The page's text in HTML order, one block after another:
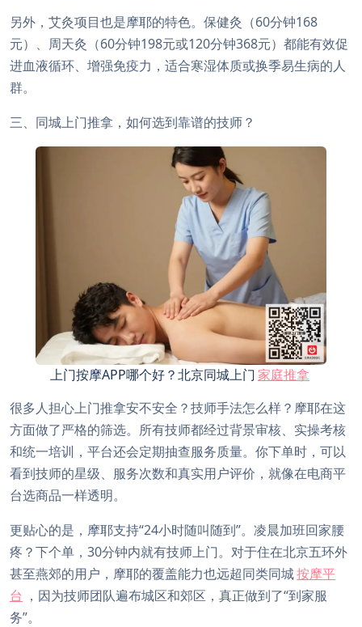
另外，艾灸项目也是摩耶的特色。保健灸（60分钟168
元）、周天灸（60分钟198元或120分钟368元）都能有效促
进血液循环、增强免疫力，适合寒湿体质或换季易生病的人
群。
三、同城上门推拿，如何选到靠谱的技师？
上门按摩APP哪个好？北京同城上门 家庭推拿
很多人担心上门推拿安不安全？技师手法怎么样？摩耶在这
方面做了严格的筛选。所有技师都经过背景审核、实操考核
和统一培训，平台还会定期抽查服务质量。你下单时，可以
看到技师的星级、服务次数和真实用户评价，就像在电商平
台选商品一样透明。
更贴心的是，摩耶支持“24小时随叫随到”。凌晨加班回家腰
疼？下个单，30分钟内就有技师上门。对于住在北京五环外
甚至燕郊的用户，摩耶的覆盖能力也远超同类同城按摩平
台 ，因为技师团队遍布城区和郊区，真正做到了“到家服
务”。